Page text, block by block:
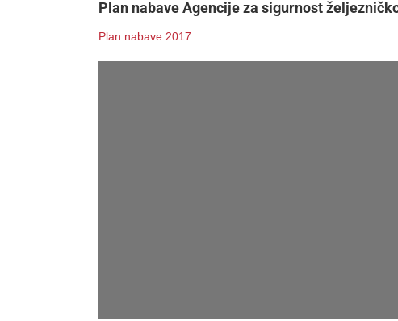
Plan nabave Agencije za sigurnost
Plan nabave 2017